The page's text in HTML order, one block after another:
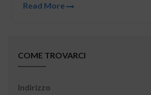
Read More
COME TROVARCI
Indirizzo